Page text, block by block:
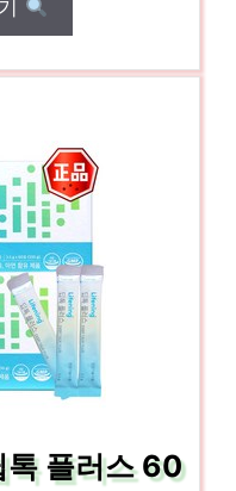
톡 플러스 60